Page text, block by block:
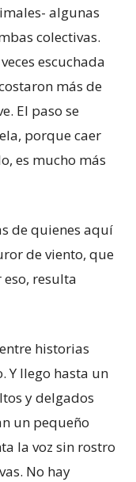
algunas
colectivas.
escuchada
más de
El paso se
porque caer
es mucho más
de quienes aquí
de viento, que
resulta
historias
Y llego hasta un
y delgados
un pequeño
la voz sin rostro
No hay